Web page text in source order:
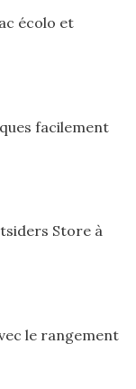
écolo et
facilement
Store à
le rangement